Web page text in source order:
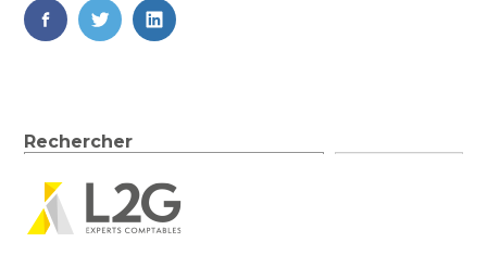
Aller
au
FaceBook
TwitterLinkedIn
Blog
Rechercher
Articles récents